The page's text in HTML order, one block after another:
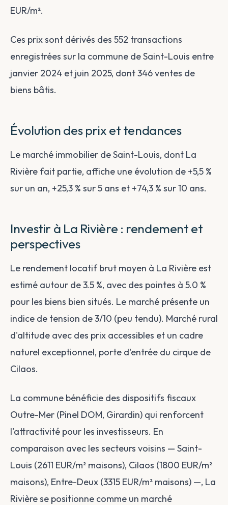
EUR/m².
Ces prix sont dérivés des 552 transactions
enregistrées sur la commune de Saint-Louis entre
janvier 2024 et juin 2025, dont 346 ventes de
biens bâtis.
Évolution des prix et tendances
Le marché immobilier de Saint-Louis, dont La
Rivière fait partie, affiche une évolution de +5,5 %
sur un an, +25,3 % sur 5 ans et +74,3 % sur 10 ans.
Investir à La Rivière : rendement et
perspectives
Le rendement locatif brut moyen à La Rivière est
estimé autour de 3.5 %, avec des pointes à 5.0 %
pour les biens bien situés. Le marché présente un
indice de tension de 3/10 (peu tendu). Marché rural
d'altitude avec des prix accessibles et un cadre
naturel exceptionnel, porte d'entrée du cirque de
Cilaos.
La commune bénéficie des dispositifs fiscaux
Outre-Mer (Pinel DOM, Girardin) qui renforcent
l'attractivité pour les investisseurs. En
comparaison avec les secteurs voisins — Saint-
Louis (2611 EUR/m² maisons), Cilaos (1800 EUR/m²
maisons), Entre-Deux (3315 EUR/m² maisons) —, La
Rivière se positionne comme un marché